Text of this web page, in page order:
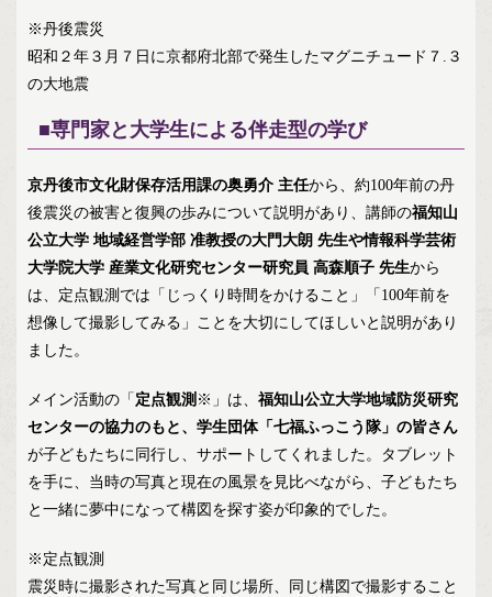
※丹後震災
昭和２年３月７日に京都府北部で発生したマグニチュード７.３
の大地震
■専門家と大学生による伴走型の学び
京丹後市文化財保存活用課の奥勇介 主任から、約100年前の丹
後震災の被害と復興の歩みについて説明があり、講師の福知山
公立大学 地域経営学部 准教授の大門大朗 先生や情報科学芸術
大学院大学 産業文化研究センター研究員 高森順子 先生から
は、定点観測では「じっくり時間をかけること」「100年前を
想像して撮影してみる」ことを大切にしてほしいと説明があり
ました。
メイン活動の「 定点観測 ※」は、 福知山公立大学地域防災研究
センターの協力のもと、学生団体「七福ふっこう隊」の皆さん
が子どもたちに同行し、サポートしてくれました。タブレット
を手に、当時の写真と現在の風景を見比べながら、子どもたち
と一緒に夢中になって構図を探す姿が印象的でした。
※定点観測
震災時に撮影された写真と同じ場所、同じ構図で撮影すること